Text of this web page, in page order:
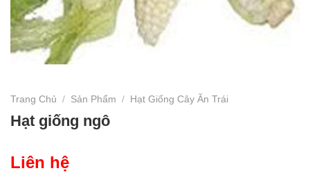
Trang Chủ / Sản Phẩm / Hạt Giống Cây Ăn Trái
Hạt giống ngô
Liên hệ